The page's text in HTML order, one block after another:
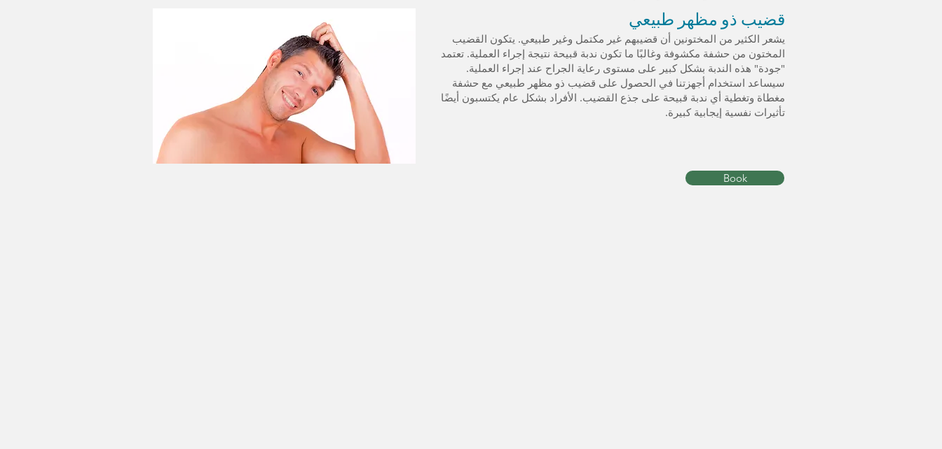
قضيب ذو مظهر طبيعي
يشعر الكثير من المختونين أن قضيبهم غير مكتمل وغير طبيعي. يتكون القضيب
المختون من حشفة مكشوفة وغالبًا ما تكون ندبة قبيحة نتيجة إجراء العملية. تعتمد
"جودة" هذه الندبة بشكل كبير على مستوى رعاية الجراح عند إجراء العملية.
سيساعد استخدام أجهزتنا في الحصول على قضيب ذو مظهر طبيعي مع حشفة
مغطاة وتغطية أي ندبة قبيحة على جذع القضيب. الأفراد بشكل عام يكتسبون أيضًا
تأثيرات نفسية إيجابية كبيرة.
Book